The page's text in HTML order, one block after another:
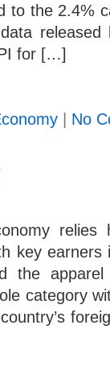
to the 2.4%
released
for […]
| No
key earners
the apparel
category